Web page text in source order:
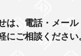
は、電話・メール
にご相談ください